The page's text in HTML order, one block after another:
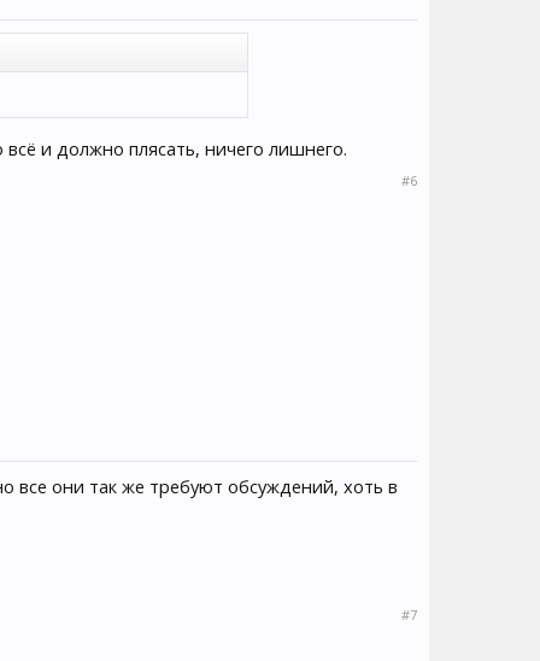
и должно плясать, ничего лишнего.
#6
все они так же требуют обсуждений, хоть в
#7